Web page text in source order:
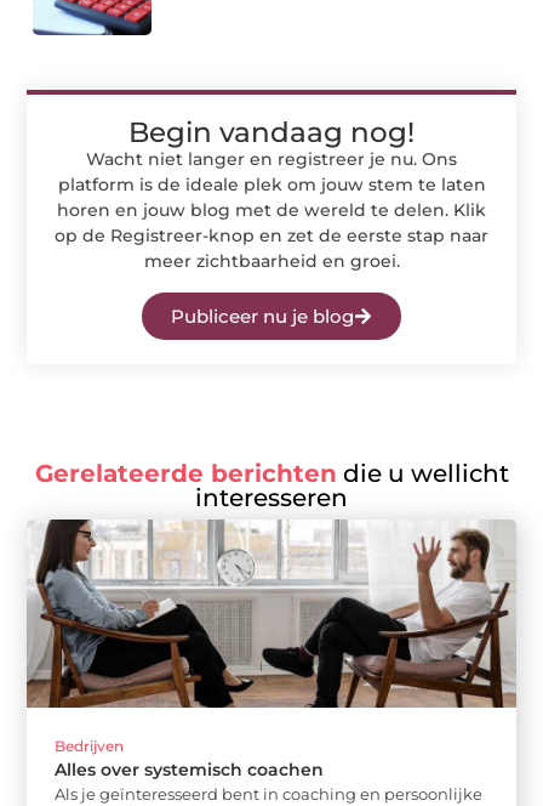
Begin vandaag nog!
Wacht niet langer en registreer je nu. Ons
platform is de ideale plek om jouw stem te laten
horen en jouw blog met de wereld te delen. Klik
op de Registreer-knop en zet de eerste stap naar
meer zichtbaarheid en groei.
Publiceer nu je blog
Gerelateerde berichten die u wellicht
interesseren
Bedrijven
Alles over systemisch coachen
Als je geïnteresseerd bent in coaching en persoonlijke